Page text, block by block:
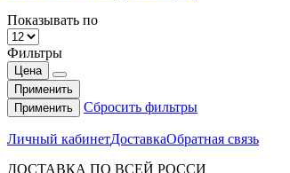
Показывать по
Фильтры
Цена
Применить
Применить
Сбросить фильтры
Личный кабинетДоставкаОбратная связь
ДОСТАВКА ПО ВСЕЙ РОССИ